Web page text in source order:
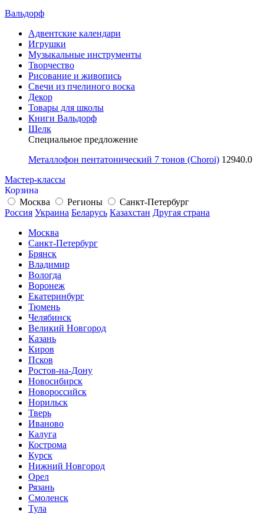
Вальдорф
Адвентские календари
Игрушки
Музыкальные инструменты
Творчество
Рисование и живопись
Свечи из пчелиного воска
Декор
Товары для школы
Книги Вальдорф
Шелк
Специальное предложение
Металлофон пентатонический 7 тонов (Choroi) 12940.0
Мастер-классы
Корзина
Москва
Регионы
Санкт-Петербург
Россия Украина Беларусь Казахстан Другая страна
Москва
Санкт-Петербург
Брянск
Владимир
Вологда
Воронеж
Екатеринбург
Тюмень
Челябинск
Великий Новгород
Казань
Киров
Псков
Ростов-на-Дону
Новосибирск
Новороссийск
Норильск
Тверь
Иваново
Калуга
Кострома
Курск
Нижний Новгород
Орел
Рязань
Смоленск
Тула